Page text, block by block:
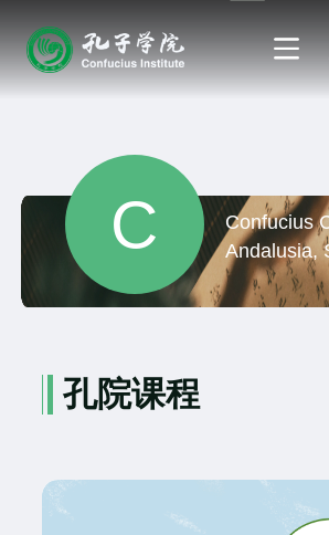
C
Confucius
Andalusia,
孔院课程